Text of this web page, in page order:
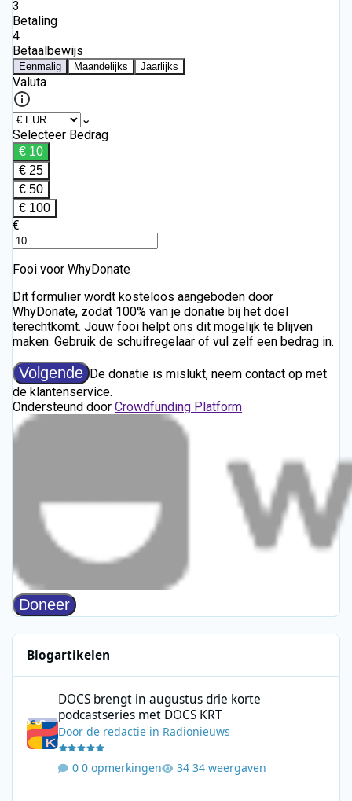
Blogartikelen
DOCS brengt in augustus drie korte
podcastseries met DOCS KRT
Doorde redactie in Radionieuws
0 opmerkingen 34 weergaven